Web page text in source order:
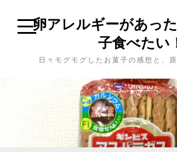
卵アレルギーがあっ
子食べたい
日々モグモグしたお菓子の感想と、